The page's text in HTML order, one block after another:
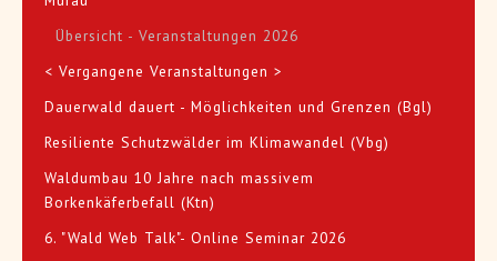
Übersicht - Veranstaltungen 2026
< Vergangene Veranstaltungen >
Dauerwald dauert - Möglichkeiten und Grenzen (Bgl)
Resiliente Schutzwälder im Klimawandel (Vbg)
Waldumbau 10 Jahre nach massivem
Borkenkäferbefall (Ktn)
6. "Wald Web Talk"- Online Seminar 2026